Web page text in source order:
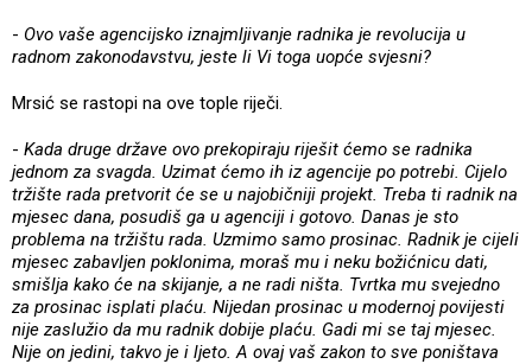
- Ovo vaše agencijsko iznajmljivanje radnika je revolucija u
radnom zakonodavstvu, jeste li Vi toga uopće svjesni?
Mrsić se rastopi na ove tople riječi.
- Kada druge države ovo prekopiraju riješit ćemo se radnika
jednom za svagda. Uzimat ćemo ih iz agencije po potrebi. Cijelo
tržište rada pretvorit će se u najobičniji projekt. Treba ti radnik na
mjesec dana, posudiš ga u agenciji i gotovo. Danas je sto
problema na tržištu rada. Uzmimo samo prosinac. Radnik je cijeli
mjesec zabavljen poklonima, moraš mu i neku božićnicu dati,
smišlja kako će na skijanje, a ne radi ništa. Tvrtka mu svejedno
za prosinac isplati plaću. Nijedan prosinac u modernoj povijesti
nije zaslužio da mu radnik dobije plaću. Gadi mi se taj mjesec.
Nije on jedini, takvo je i ljeto. A ovaj vaš zakon to sve poništava